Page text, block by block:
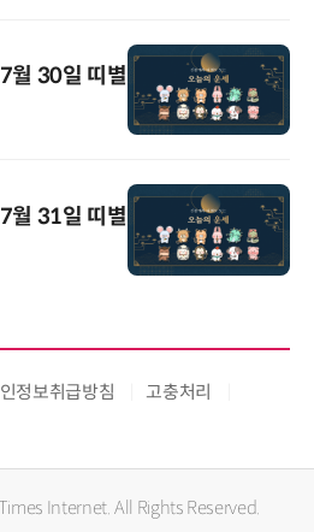
월 30일 띠별
월 31일 띠별
정보취급방침
고충처리
Internet. All Rights Reserved.